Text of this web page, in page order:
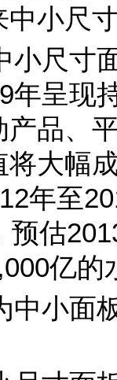
小尺
尺寸面
年呈现
品、
大幅
年至
预估
亿的
小面板